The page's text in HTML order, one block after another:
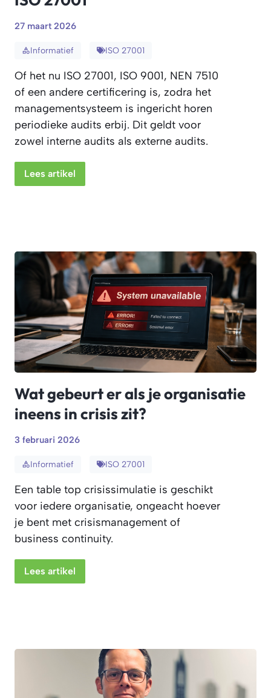
27 maart 2026
Informatief ISO 27001
Of het nu ISO 27001, ISO 9001, NEN 7510
of een andere certificering is, zodra het
managementsysteem is ingericht horen
periodieke audits erbij. Dit geldt voor
zowel interne audits als externe audits.
Lees artikel
Wat gebeurt er als je organisatie
ineens in crisis zit?
3 februari 2026
Informatief ISO 27001
Een table top crisissimulatie is geschikt
voor iedere organisatie, ongeacht hoever
je bent met crisismanagement of
business continuity.
Lees artikel